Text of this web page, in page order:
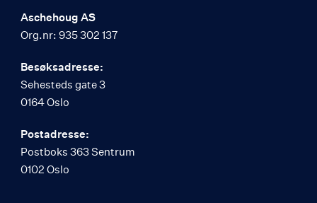
Aschehoug AS
Org.nr: 935 302 137
Besøksadresse:
Sehesteds gate 3
0164 Oslo
Postadresse:
Postboks 363 Sentrum
0102 Oslo